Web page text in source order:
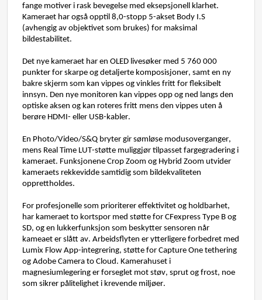
fange motiver i rask bevegelse med eksepsjonell klarhet.
Kameraet har også opptil 8,0-stopp 5-akset Body
(avhengig av objektivet som brukes) for maksimal
bildestabilitet.
Det nye kameraet har en OLED livesøker
punkter for skarpe og detaljerte komposisjoner, samt en ny
bakre skjerm som kan vippes og vinkles fritt for fleksibelt
innsyn. Den nye monitoren kan vippes opp og ned langs
optiske aksen og kan roteres fritt mens den vippes uten
berøre HDMI- eller USB-kabler.
En Photo/Video/S&Q bryter gir sømløse modusoverganger
mens Real Time LUT-støtte muliggjør tilpasset fargegradering i
kameraet. Funksjonene Crop Zoom og Hybrid Zoom utvider
kameraets rekkevidde samtidig som bildekvaliteten
opprettholdes.
For profesjonelle som prioriterer effektivitet og holdbarhet
har kameraet to kortspor med støtte for CFexpress Type B og
SD, og en lukkerfunksjon som beskytter sensoren når
kameaet er slått av. Arbeidsflyten er ytterligere forbedret
Lumix Flow App-integrering, støtte for Capture One
og Adobe Camera to Cloud. Kamerahuset i
magnesiumlegering er forseglet mot støv, sprut og frost, noe
som sikrer pålitelighet i krevende miljøer.